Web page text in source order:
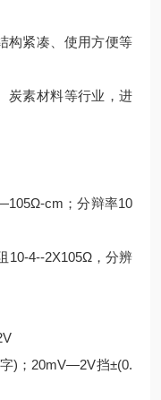
构紧凑、使用方便等
炭素材料等行业，进
cm；分辩率10
10-4--2X105Ω，分辨
)；20mV—2V挡±(0.